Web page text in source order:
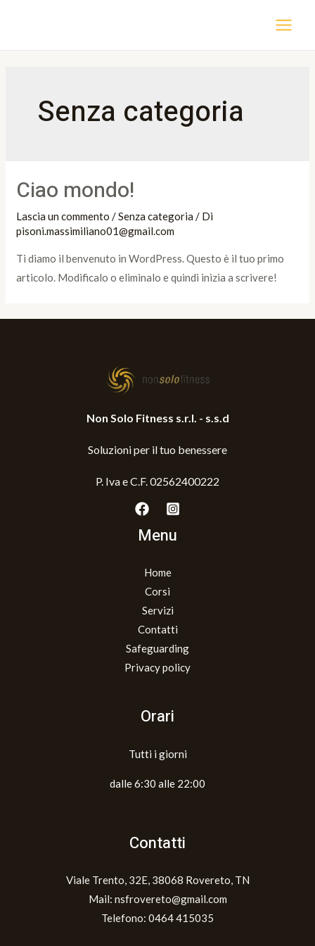
Senza categoria
Ciao mondo!
Lascia un commento /Senza categoria / Di
pisoni.massimiliano01@gmail.com
Ti diamo il benvenuto in WordPress. Questo è il tuo primo
articolo. Modificalo o eliminalo e quindi inizia a scrivere!
Non Solo Fitness s.r.l. - s.s.d
Soluzioni per il tuo benessere
P. Iva e C.F. 02562400222
Menu
Home
Corsi
Servizi
Contatti
Safeguarding
Privacy policy
Orari
Tutti i giorni
dalle 6:30 alle 22:00
Contatti
Viale Trento, 32E, 38068 Rovereto, TN
Mail: nsfrovereto@gmail.com
Telefono: 0464 415035